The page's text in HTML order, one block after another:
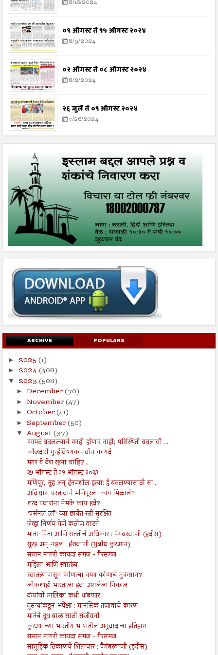
8/16/2024
०९ ऑगस्ट ते १५ ऑगस्ट २०२४
8/9/2024
०२ ऑगस्ट ते ०८ ऑगस्ट २०२४
8/2/2024
२६ जुलै ते ०१ ऑगस्ट २०२४
7/26/2024
ARCHIVE POPULARS
► 2025 (1)
► 2024(408)
▼ 2023 (508)
► December(70)
► November(47)
► October(41)
► September(50)
▼ August(37)
कायदे बदलल्याने काही होणार नाही; परिस्थिती बदलावी ...
फौजदारी गुन्हेविषयक नवीन कायदे
मगर ये देश रहना चाहिए...
२५ ऑगस्ट ते ३१ ऑगस्ट २०२३
मणिपूर, नूह अन् ट्रेनमधील हत्या: हे बदलण्यासाठी सा...
अविश्वास प्रस्तावाने मणिपूरला काय मिळाले?
शरद पवारांना नेमके काय हवे?
’पर्सनल लॉ’ च्या छायेत स्त्री सुरक्षित
जेव्हा निर्णय घेणे कठीण वाटते
माता-पिता आणि संततीचे अधिकार : पैगंबरवाणी (हदीस)
सूरह अन्-नहल : ईशवाणी (सुबोध कुरआन)
समान नागरी कायदा समज - गैरसमज
महिला आणि स्वातंत्र्य
स्वातंत्र्यापासून कोणाचा नफा कोणाचे नुकसान?
लोकशाही भारताला हवा असलेला निकाल
दंग्यांची मालिका कधी थांबणार !
दुसऱ्यांकडून अपेक्षा : मानसिक तणावाचे कारण
मातेचे दूध बाळासाठी संजीवनी
कुरआनच्या भारतीय भाषांतील अनुवादाचा इतिहास
समान नागरी कायदा समज - गैरसमज
सामूहिक ठिकाणचे शिष्टाचार : पैगंबरवाणी (हदीस)